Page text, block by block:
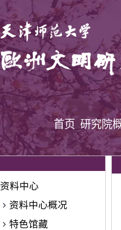
首页 研究院
资料中心
资料中心概况
特色馆藏